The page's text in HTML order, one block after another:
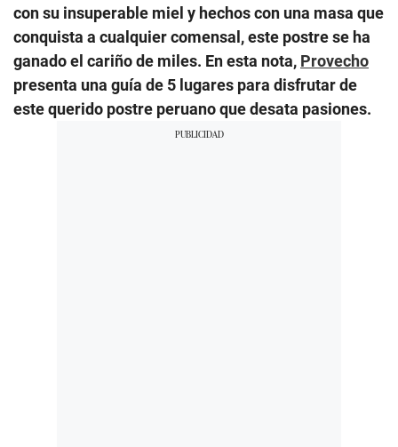
con su insuperable miel y hechos con una masa que
conquista a cualquier comensal, este postre se ha
ganado el cariño de miles. En esta nota, Provecho
presenta una guía de 5 lugares para disfrutar de
este querido postre peruano que desata pasiones.